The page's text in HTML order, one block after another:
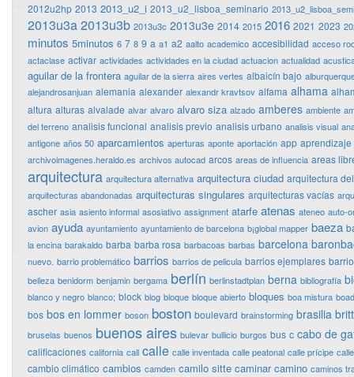
2012u2hp 2013 2013_u2_i 2013_u2_lisboa_seminario
2013u3a2013u3b 2013u3c 2013u3e 2014 2015 2016 2021 2023
minutos 5minutos 6 7 8 9 a a1 a2 aalto academico accesibilidad acceso
actaclase activar actividades actividades en la ciudad actuacion actualidad
aguilar de la frontera aguilar de la sierra aires vertes albaicín bajo
alejandrosanjuan alemania alexander alexandr kravtsov alfama alhama
altura alturas alvalade alvar alvaro alvaro siza alzado amberes ambiente
del terreno analisis funcional analisis previo analisis urbano analisis visual
antigone años 50 aparcamientos aperturas aponte aportación app aprendizaje
archivoimagenes.heraldo.es archivos autocad arcos areas de influencia areas
arquitectura arquitectura alternativa arquitectura ciudad arquitectura
arquitecturas abandonadas arquitecturas singulares arquitecturas vacías
ascher asia asiento informal asosiativo assignment atarfe atenas ateneo auto-
avion ayuda ayuntamiento ayuntamiento de barcelona b¡global mapper baeza
la encina barakaldo barba barba rosa barbacoas barbas barcelona
nuevo. barrio problemático barrios barrios de pelicula barrios ejemplares
belleza benidorm benjamin bergama berlín berlinstadtplan berna bibliografía
blanco y negro blanco; block blog bloque bloque abierto bloques boa mistura
bos bos en lommer boson boston boulevard brainstorming brasilia
bruselas buenos buenos aires bulevar bullicio burgos bus c cabo de
calificaciones california call calle calle inventada calle peatonal calle prícipe
cambio climático cambios camden camilo sitte caminar camino caminos